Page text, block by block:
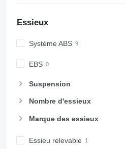
Essieux
Système ABS
EBS
Suspension
Nombre d'essieux
Marque des essieux
Essieu relevable